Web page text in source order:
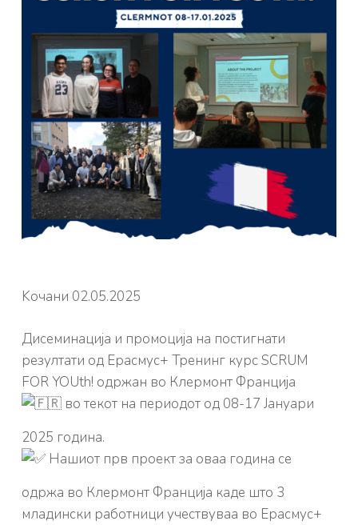
Koчани 02.05.2025
Дисеминација и промоција на постигнати
резултати од Ерасмус+ Тренинг курс SCRUM
FOR YOUth! одржан во Клермонт Франција
во текот на периодот од 08-17 Јануари
2025 година.
Нашиот прв проект за оваа година се
одржа во Клермонт Франција каде што 3
младински работници учествуваа во Ерасмус+